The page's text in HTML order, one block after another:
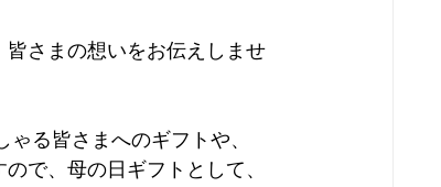
さまの想いをお伝えしませ
る皆さまへのギフトや、
で、母の日ギフトとして、